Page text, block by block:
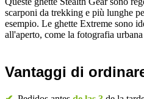
scarponi da trekking e più lunghe
esempio. Le ghette Extreme sono
all'aperto, come la fotografia
Vantaggi di